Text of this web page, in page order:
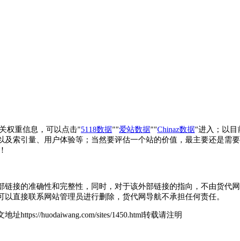
权重信息，可以点击"5118数据""爱站数据""Chinaz数据"进入；以目
索引量、用户体验等；当然要评估一个站的价值，最主要还是需
接的准确性和完整性，同时，对于该外部链接的指向，不由货代
直接联系网站管理员进行删除，货代网导航不承担任何责任。
地址https://huodaiwang.com/sites/1450.html转载请注明